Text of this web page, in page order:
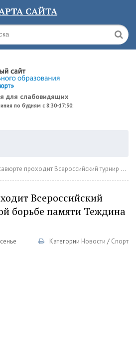
САЙТА
для слабовидящих
по будням с 8:30-17:30:
проходит Всероссийский турнир по вольной борьбе памяти Теждина Гусейнова
Всероссийский
борьбе памяти Теждина
Категории Новости / Спорт